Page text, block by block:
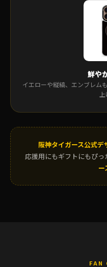
鮮や
イエローや縦縞、エンブレム
阪神タイガース公式デ
応援用にもギフトにもぴっ
ー
FAN